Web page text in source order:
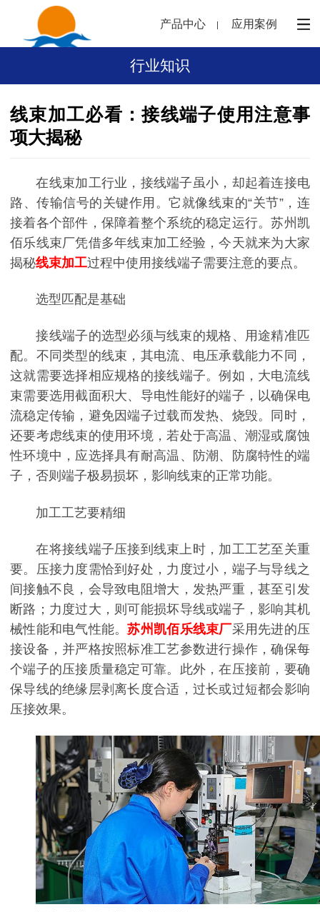
产品中心 应用案例
行业知识
线束加工必看：接线端子使用注意事
项大揭秘
在线束加工行业，接线端子虽小，却起着连接电
路、传输信号的关键作用。它就像线束的“关节”，连
接着各个部件，保障着整个系统的稳定运行。苏州凯
佰乐线束厂凭借多年线束加工经验，今天就来为大家
揭秘线束加工过程中使用接线端子需要注意的要点。
选型匹配是基础
接线端子的选型必须与线束的规格、用途精准匹
配。不同类型的线束，其电流、电压承载能力不同，
这就需要选择相应规格的接线端子。例如，大电流线
束需要选用截面积大、导电性能好的端子，以确保电
流稳定传输，避免因端子过载而发热、烧毁。同时，
还要考虑线束的使用环境，若处于高温、潮湿或腐蚀
性环境中，应选择具有耐高温、防潮、防腐特性的端
子，否则端子极易损坏，影响线束的正常功能。
加工工艺要精细
在将接线端子压接到线束上时，加工工艺至关重
要。压接力度需恰到好处，力度过小，端子与导线之
间接触不良，会导致电阻增大，发热严重，甚至引发
断路；力度过大，则可能损坏导线或端子，影响其机
械性能和电气性能。苏州凯佰乐线束厂采用先进的压
接设备，并严格按照标准工艺参数进行操作，确保每
个端子的压接质量稳定可靠。此外，在压接前，要确
保导线的绝缘层剥离长度合适，过长或过短都会影响
压接效果。